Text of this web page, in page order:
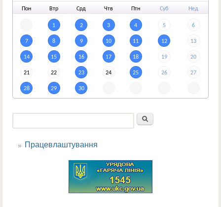
Пон Втр Срд Чтв Птн Суб Нед
1 2 3 4 5 6
7 8 9 10 11 12 13
14 15 16 17 18 19 20
21 22 23 24 25 26 27
28 29 30
Пошукова форма
Працевлаштування